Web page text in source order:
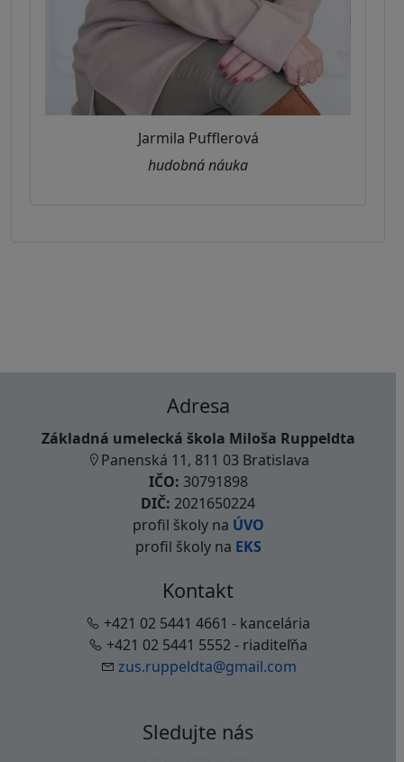
Jarmila Pufflerová
hudobná náuka
Adresa
Základná umelecká škola Miloša Ruppeldta
Panenská 11, 811 03 Bratislava
IČO: 30791898
DIČ: 2021650224
profil školy na ÚVO
profil školy na EKS
Kontakt
+421 02 5441 4661 - kancelária
+421 02 5441 5552 - riaditeľňa
zus.ruppeldta@gmail.com
Sledujte nás